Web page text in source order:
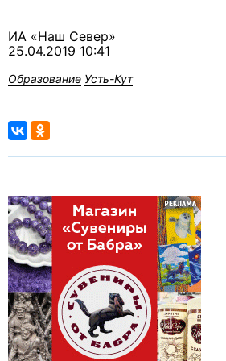
ИА «Наш Север»
25.04.2019 10:41
Образование Усть-Кут